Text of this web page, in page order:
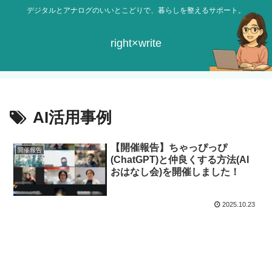
デジタルとアナログのいいとこどりで、暮らしを整えるサポート。
right×write
AI活用事例
開催報告
【開催報告】ちゃっぴっぴ
(ChatGPT)と仲良くする方法(AI
おはなし会)を開催しました！
2025.10.23